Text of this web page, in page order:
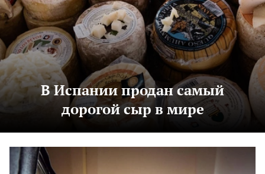
В Испании продан самый
дорогой сыр в мире